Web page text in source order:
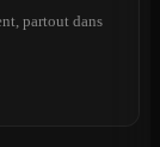
partout dans